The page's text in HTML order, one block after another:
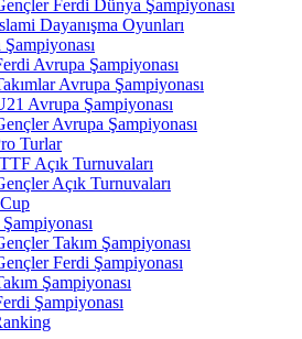
Ferdi Dünya Şampiyonası
Dayanışma Oyunları
Avrupa Şampiyonası
Avrupa Şampiyonası
Avrupa Şampiyonası
Avrupa Şampiyonası
Turlar
Açık Turnuvaları
Açık Turnuvaları
Takım Şampiyonası
Ferdi Şampiyonası
Şampiyonası
Şampiyonası